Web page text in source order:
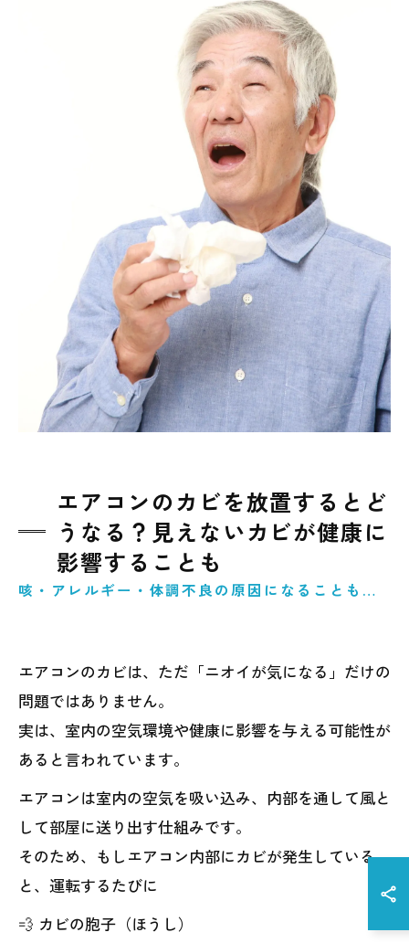
エアコンのカビを放置するとど
うなる？見えないカビが健康に
影響することも
咳・アレルギー・体調不良の原因になることも…
エアコンのカビは、ただ「ニオイが気になる」だけの
問題ではありません。
実は、室内の空気環境や健康に影響を与える可能性が
あると言われています。
エアコンは室内の空気を吸い込み、内部を通して風と
して部屋に送り出す仕組みです。
そのため、もしエアコン内部にカビが発生している
と、運転するたびに
💨 カビの胞子（ほうし）